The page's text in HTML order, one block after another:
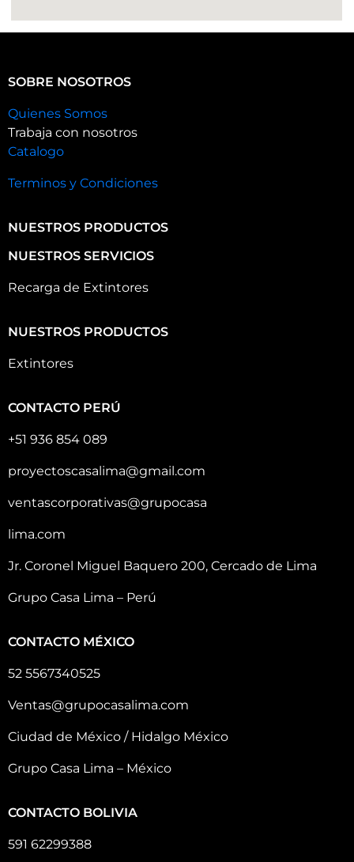
SOBRE NOSOTROS
Quienes Somos
Trabaja con nosotros
Catalogo
Terminos y Condiciones
NUESTROS PRODUCTOS
NUESTROS SERVICIOS
Recarga de Extintores
NUESTROS PRODUCTOS
Extintores
CONTACTO PERÚ
+51 936 854 089
proyectoscasalima@gmail.com
ventascorporativas@grupocasa
lima.com
Jr. Coronel Miguel Baquero 200, Cercado de Lima
Grupo Casa Lima – Perú
CONTACTO MÉXICO
52 5567340525
Ventas@grupocasalima.com
Ciudad de México / Hidalgo México
Grupo Casa Lima – México
CONTACTO BOLIVIA
591 62299388